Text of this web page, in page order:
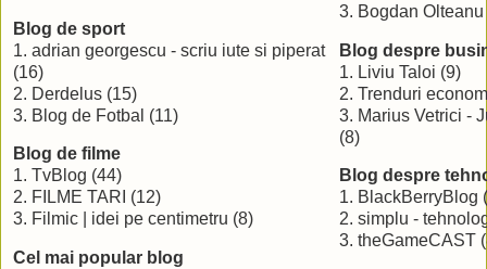
Blog de sport
1. adrian georgescu - scriu iute si piperat
(16)
2. Derdelus (15)
3. Blog de Fotbal (11)
Blog de filme
1. TvBlog (44)
2. FILME TARI (12)
3. Filmic | idei pe centimetru (8)
Cel mai popular blog
3. Bogdan
Blog despre
1. Liviu Taloi (9)
2. Trenduri
3. Marius Vetrici -
(8)
Blog despre
1. BlackBerryBlog
2. simplu -
3. theGameCAST